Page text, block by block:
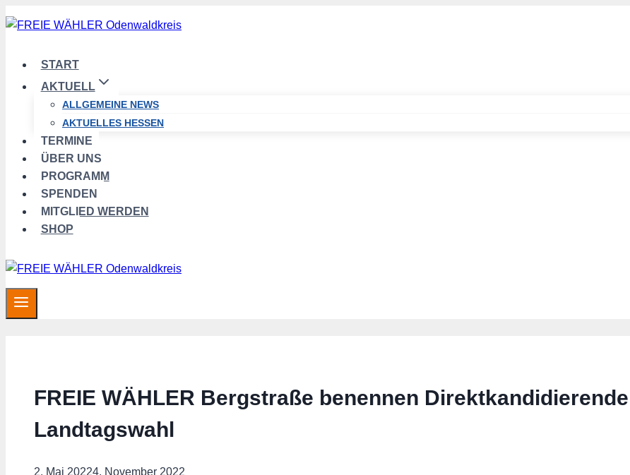
Zum
Inhalt
START
AKTUELL
ALLGEMEINE NEWS
AKTUELLES HESSEN
TERMINE
ÜBER UNS
PROGRAMM
SPENDEN
MITGLIED WERDEN
SHOP
FREIE WÄHLER Bergstraße benennen
Landtagswahl
2. Mai 20224. November 2022